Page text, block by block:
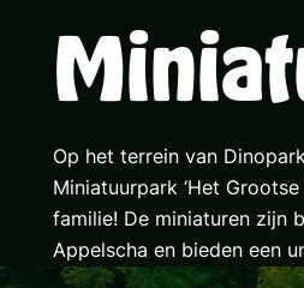
Op het terrein van
Miniatuurpark ‘Het
familie! De miniaturen zijn
Appelscha en bieden een